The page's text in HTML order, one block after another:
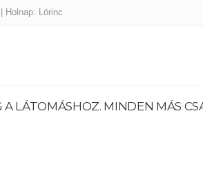
| Holnap: Lörinc
A LÁTOMÁSHOZ. MINDEN MÁS